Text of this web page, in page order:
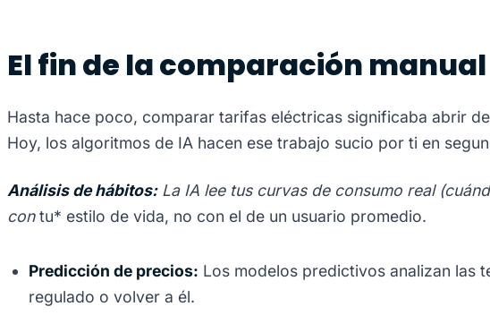
El fin de la comparación manual
Hasta hace poco, comparar tarifas eléctricas significaba abrir
Hoy, los algoritmos de IA hacen ese trabajo sucio por ti en
Análisis de hábitos:La IA lee tus curvas de consumo real
contu* estilo de vida, no con el de un usuario promedio.
Predicción de precios: Los modelos predictivos analizan las
regulado o volver a él.